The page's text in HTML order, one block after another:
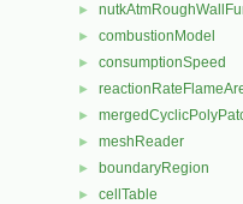
►
► combustionModel
► consumptionSpeed
►
►
► meshReader
► boundaryRegion
► cellTable